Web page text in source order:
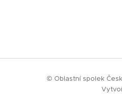
© Oblastní spolek